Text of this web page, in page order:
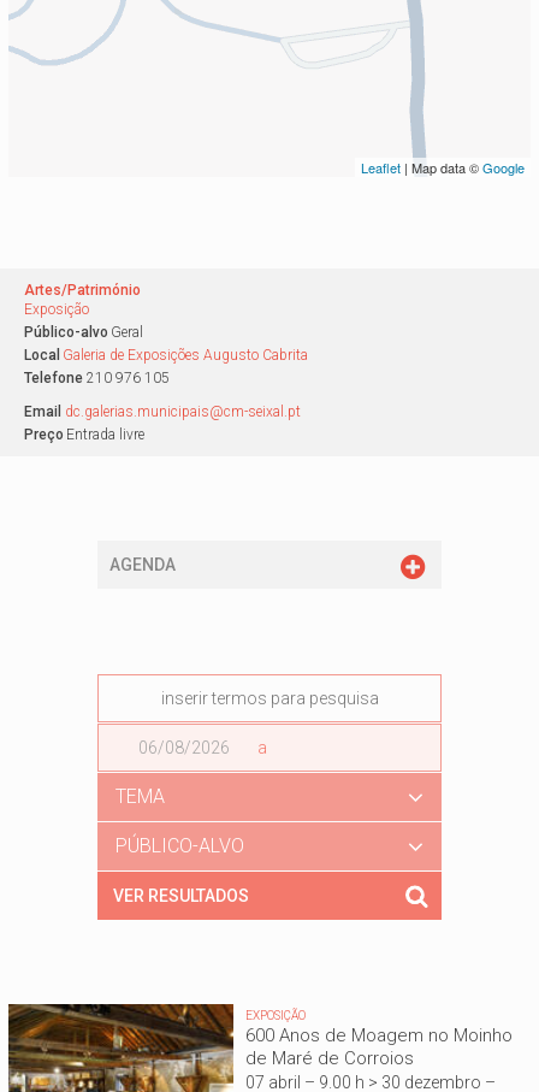
Leaflet | Map data ©Google
Artes/Património
Exposição
Público-alvo Geral
Local Galeria de Exposições Augusto Cabrita
Telefone 210 976 105
Email dc.galerias.municipais@cm-seixal.pt
Preço Entrada livre
AGENDA
a
Data
TEMA
PÚBLICO-ALVO
EXPOSIÇÃO
600 Anos de Moagem no Moinho
de Maré de Corroios
07 abril – 9.00 h > 30 dezembro –